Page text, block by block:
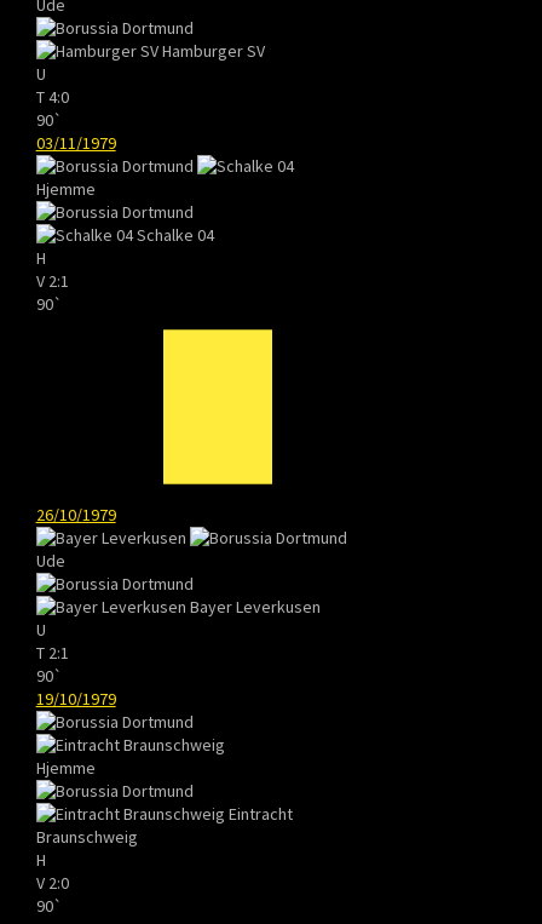
Hamburger SV
U
T4:0
90`
03/11/1979
Hjemme
Schalke 04
H
V 2:1
90`
26/10/1979
Ude
Bayer Leverkusen
U
T 2:1
90`
19/10/1979
Hjemme
Eintracht
Braunschweig
H
V 2:0
90`